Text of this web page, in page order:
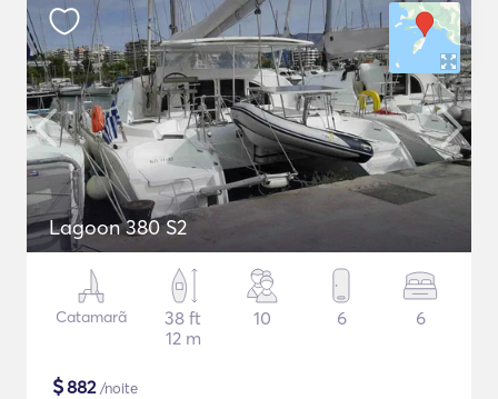
Lagoon 380 S2
Catamarã
38 ft
12 m
10 6 6
$882/noite